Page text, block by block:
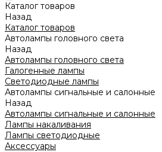
Каталог товаров
Назад
Каталог товаров
Автолампы головного света
Назад
Автолампы головного света
Галогенные лампы
Светодиодные лампы
Автолампы сигнальные и салонные
Назад
Автолампы сигнальные и салонные
Лампы накаливания
Лампы светодиодные
Аксессуары